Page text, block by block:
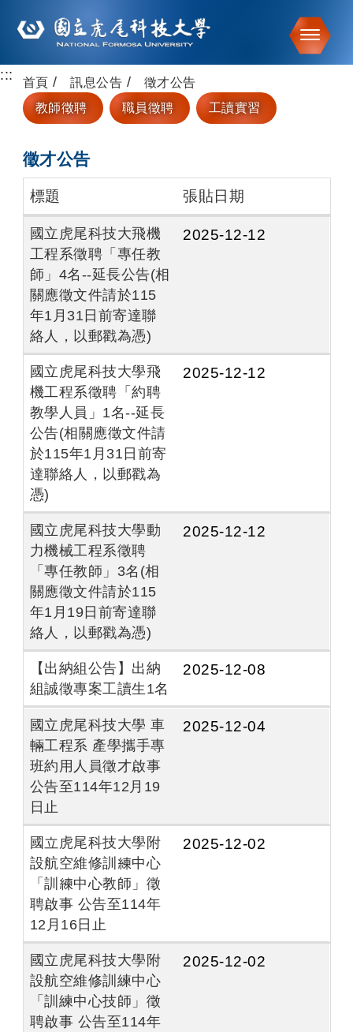
跳到主要內容
::: 首頁 訊息公告
徵才公告
教師徵聘
職員徵聘 工讀實習
徵才公告
標題 張貼日期
國立虎尾科技大飛機
工程系徵聘「專任教
師」4名--延長公告(相
關應徵文件請於115
年1月31日前寄達聯
絡人，以郵戳為憑)
2025-12-12
國立虎尾科技大學飛
機工程系徵聘「約聘
教學人員」1名--延長
公告(相關應徵文件請
於115年1月31日前寄
達聯絡人，以郵戳為
憑)
2025-12-12
國立虎尾科技大學動
力機械工程系徵聘
「專任教師」3名(相
關應徵文件請於115
年1月19日前寄達聯
絡人，以郵戳為憑)
2025-12-12
【出納組公告】出納
組誠徵專案工讀生1名
2025-12-08
國立虎尾科技大學 車
輛工程系 產學攜手專
班約用人員徵才啟事
公告至114年12月19
日止
2025-12-04
國立虎尾科技大學附
設航空維修訓練中心
「訓練中心教師」徵
聘啟事 公告至114年
12月16日止
2025-12-02
國立虎尾科技大學附
設航空維修訓練中心
「訓練中心技師」徵
聘啟事 公告至114年
2025-12-02